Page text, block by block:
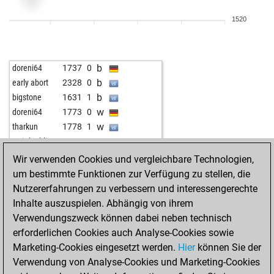
b
jbb120 1758 1 b
slobidobi 1735 1 w
1520
doreni64 1737 0 b
early abort 2328 0 b
bigstone 1631 1 b
doreni64 1773 0 w
tharkun 1778 1 w
weirdgoblin 1685 0 w
weirdgoblin 1661 0 b
weirdgoblin 1634 0 w
miladatchess 1739 1 b
miladatchess 1754 1 w
miladatchess 1730 0 b
early abort 2478 0 b
christian64 1651 1 w
sarfin 1967 1 b
Wir verwenden Cookies und vergleichbare Technologien,
um bestimmte Funktionen zur Verfügung zu stellen, die
Nutzererfahrungen zu verbessern und interessengerechte
Inhalte auszuspielen. Abhängig von ihrem
Verwendungszweck können dabei neben technisch
erforderlichen Cookies auch Analyse-Cookies sowie
Marketing-Cookies eingesetzt werden. Hierkönnen Sie der
Verwendung von Analyse-Cookies und Marketing-Cookies